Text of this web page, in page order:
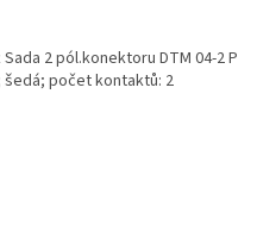
2 pól.konektoru DTM 04-2 P
šedá; počet kontaktů: 2